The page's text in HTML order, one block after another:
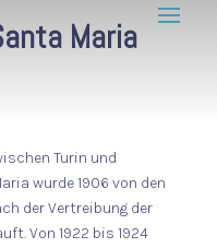
Maria
Turin und
wurde 1906 von den
der Vertreibung der
Von 1922 bis 1924